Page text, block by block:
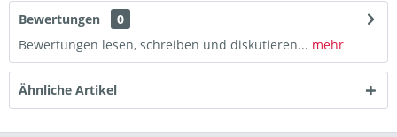
Bewertungen
0
Bewertungen lesen, schreiben und diskutieren... mehr
Ähnliche Artikel